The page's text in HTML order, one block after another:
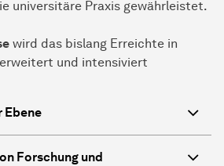
universitäre Praxis gewährleistet.
wird das bislang Erreichte in
und intensiviert
Ebene
Forschung und